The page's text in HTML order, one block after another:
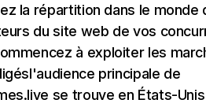
la répartition dans le monde
du site web de vos
à exploiter les
principale de
se trouve en États-